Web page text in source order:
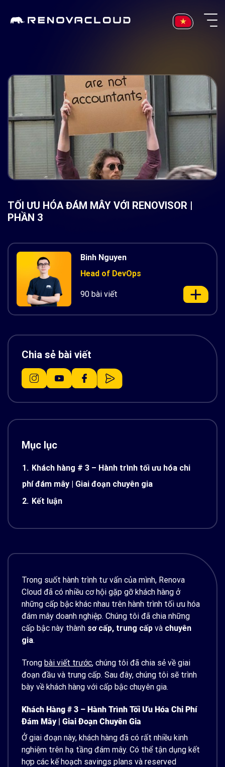
TỐI ƯU HÓA ĐÁM MÂY VỚI RENOVISOR |
PHẦN 3
Binh Nguyen
Head of DevOps
90 bài viết
Chia sẻ bài viết
Mục lục
1. Khách hàng # 3 – Hành trình tối ưu hóa chi
phí đám mây | Giai đoạn chuyên gia
2. Kết luận
Trong suốt hành trình tư vấn của mình, Renova
Cloud đã có nhiều cơ hội gặp gỡ khách hàng ở
những cấp bậc khác nhau trên hành trình tối ưu hóa
đám mây doanh nghiệp. Chúng tôi đã chia những
cấp bậc này thành sơ cấp, trung cấp và chuyên
gia.
Trong bài viết trước, chúng tôi đã chia sẻ về giai
đoạn đầu và trung cấp. Sau đây, chúng tôi sẽ trình
bày về khách hàng với cấp bậc chuyên gia.
Khách Hàng # 3 – Hành Trình Tối Ưu Hóa Chi Phí
Đám Mây | Giai Đoạn Chuyên Gia
Ở giai đoạn này, khách hàng đã có rất nhiều kinh
nghiệm trên hạ tầng đám mây. Có thể tận dụng kết
hợp các kế hoạch savings plans và reserved